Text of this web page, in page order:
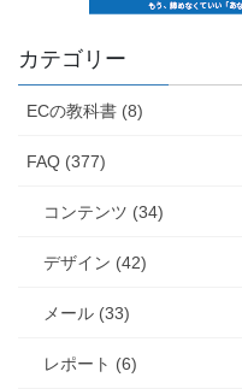
カテゴリー
ECの教科書 (8)
FAQ (377)
コンテンツ (34)
デザイン (42)
メール (33)
レポート (6)